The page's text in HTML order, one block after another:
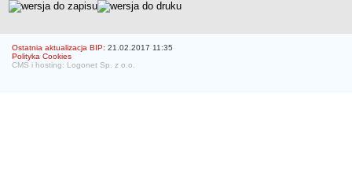
WEWNĘTRZNE AKTY PRAWNE
Uchwały Senatu
Stanowiska Senatu
Ostatnia aktualizacja BIP: 21.02.2017 11:35
Polityka Cookies
CMS i hosting: Logonet Sp. z o.o.